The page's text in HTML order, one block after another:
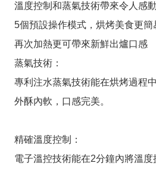
溫度控制和蒸氣技術帶來令人感
5個預設操作模式，烘烤美食更簡
再次加熱更可帶來新鮮出爐口感
蒸氣技術：
專利注水蒸氣技術能在烘烤過程
外酥內軟，口感完美。
精確溫度控制：
電子溫控技術能在2分鐘內將溫